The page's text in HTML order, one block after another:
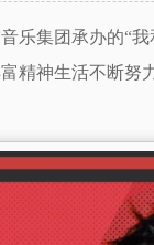
乐集团承办的“
精神生活不断努